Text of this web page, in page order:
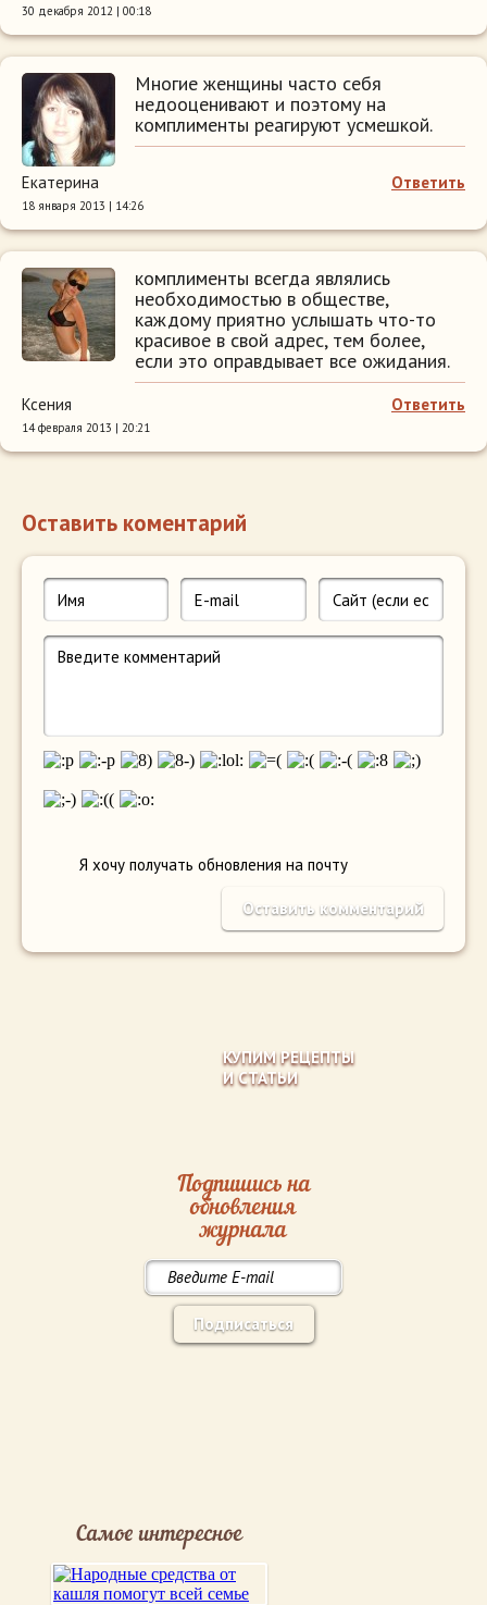
30 декабря 2012 | 00:18
Многие женщины часто себя
недооценивают и поэтому на
комплименты реагируют усмешкой.
Ответить
Екатерина
18 января 2013 | 14:26
комплименты всегда являлись
необходимостью в обществе,
каждому приятно услышать что-то
красивое в свой адрес, тем более,
если это оправдывает все ожидания.
Ответить
Ксения
14 февраля 2013 | 20:21
Оставить коментарий
Я хочу получать обновления на почту
КУПИМ РЕЦЕПТЫ
И СТАТЬИ
Подпишись на
обновления
журнала
Подписаться
Самое интересное